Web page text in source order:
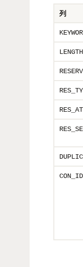
列
LENGTH
CON_ID